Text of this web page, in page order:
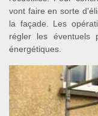
vont faire en sorte
la façade. Les
régler les éventuels
énergétiques.